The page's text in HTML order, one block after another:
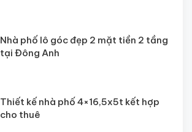
Nhà phố lô góc đẹp 2 mặt tiền 2 tầng
tại Đông Anh
Thiết kế nhà phố 4×16,5x5t kết hợp
cho thuê